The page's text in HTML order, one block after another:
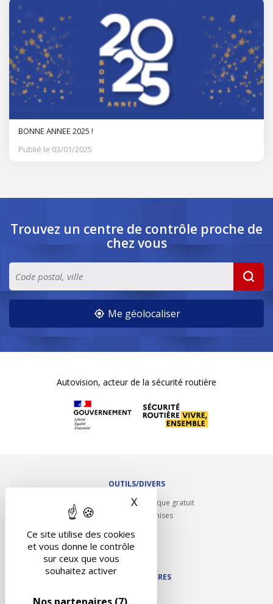
Ce site utilise des cookies
et vous donne le contrôle
sur ceux que vous
souhaitez activer
X Masquer le bandeau des
BONNE ANNEE 2025 !
Publié le 03/01/2025
Trouvez un centre de contrôle proche de
chez vous
Me géolocaliser
Autovision, acteur de la sécurité routière
OUTILS/DIVERS
Rappel contrôle technique gratuit
Partenariats/Remises
Contact
NOS PARTENAIRES
Autodidact